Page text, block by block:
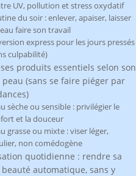
UV, pollution et stress oxydatif
du soir : enlever, apaiser, laisser
faire son travail
express pour les jours pressés
culpabilité)
produits essentiels selon son
peau (sans se faire piéger par
sèche ou sensible : privilégier le
et la douceur
grasse ou mixte : viser léger,
non comédogène
quotidienne : rendre sa
automatique, sans y